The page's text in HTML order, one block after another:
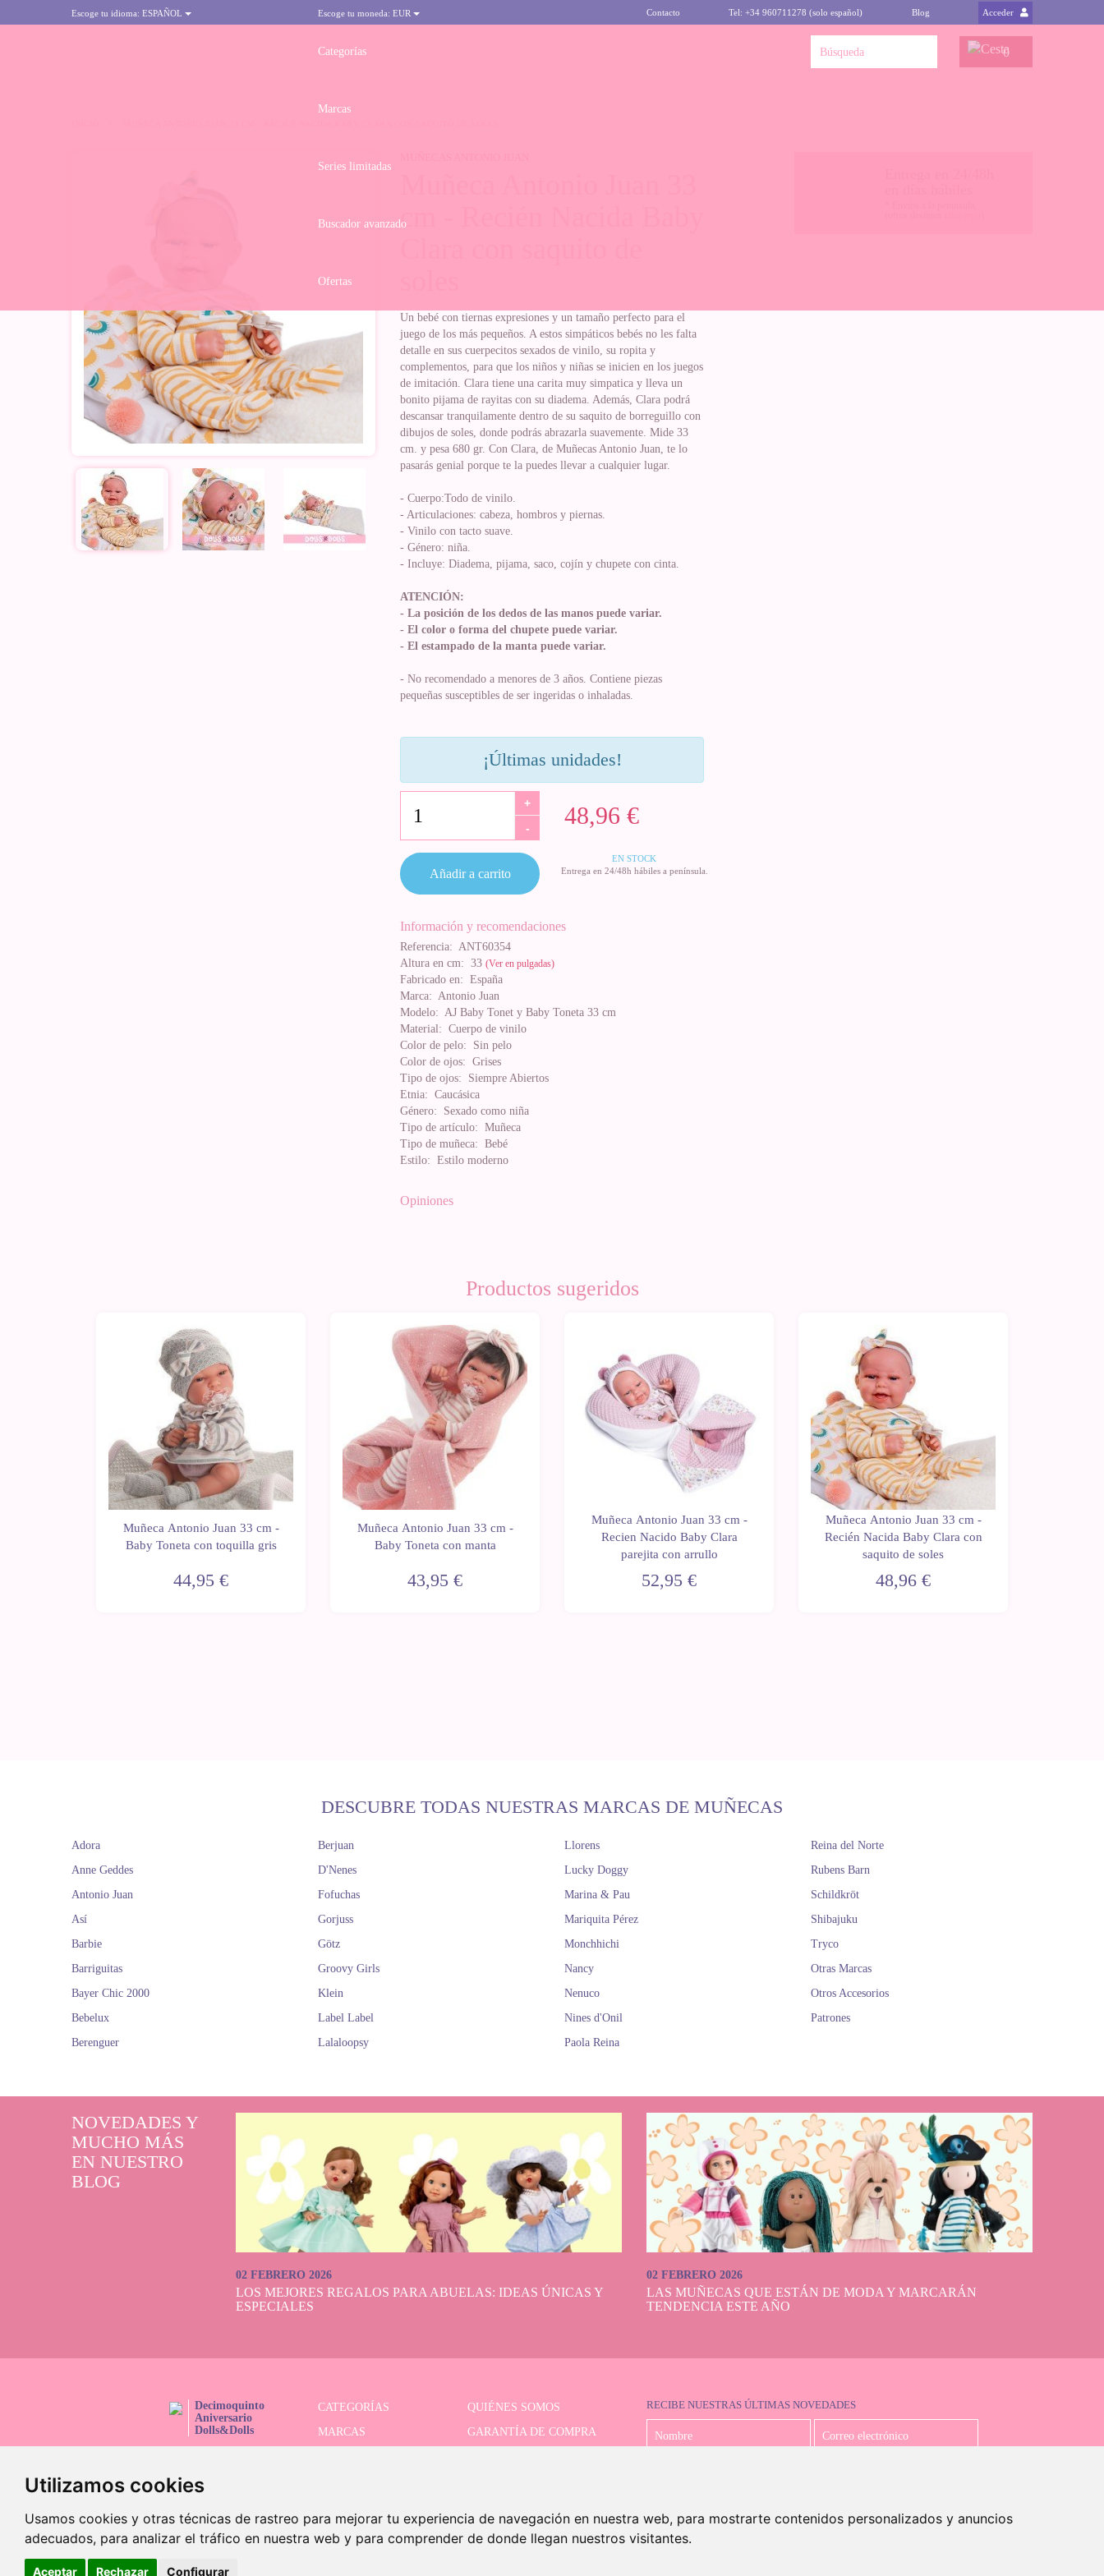
Utilizamos cookies
Usamos cookies y otras técnicas de rastreo para mejorar tu experiencia de navegación en nuestra web, para mostrarte contenidos personalizados y anuncios
adecuados, para analizar el tráfico en nuestra web y para comprender de donde llegan nuestros visitantes.
Aceptar Rechazar Configurar
Escoge tu idioma: ESPAÑOL Escoge tu moneda: EUR Contacto Tel: +34 960711278 (solo español) Blog Acceder
Categorías
Marcas
Series limitadas
Buscador avanzado
Ofertas
0
cm - Recién Nacida Baby
Un bebé con tiernas expresiones y un tamaño perfecto para el
juego de los más pequeños. A estos simpáticos bebés no les falta
detalle en sus cuerpecitos sexados de vinilo, su ropita y
complementos, para que los niños y niñas se inicien en los juegos
de imitación. Clara tiene una carita muy simpatica y lleva un
bonito pijama de rayitas con su diadema. Además, Clara podrá
descansar tranquilamente dentro de su saquito de borreguillo con
dibujos de soles, donde podrás abrazarla suavemente. Mide 33
cm. y pesa 680 gr. Con Clara, de Muñecas Antonio Juan, te lo
pasarás genial porque te la puedes llevar a cualquier lugar.
- Cuerpo:Todo de vinilo.
- Articulaciones: cabeza, hombros y piernas.
- Vinilo con tacto suave.
- Género: niña.
- Incluye: Diadema, pijama, saco, cojín y chupete con cinta.
ATENCIÓN:
- La posición de los dedos de las manos puede variar.
- El color o forma del chupete puede variar.
- El estampado de la manta puede variar.
- No recomendado a menores de 3 años. Contiene piezas
pequeñas susceptibles de ser ingeridas o inhaladas.
¡Últimas unidades!
48,96 €
+
-
EN STOCK
Entrega en 24/48h hábiles a península.
Añadir a carrito
Información y recomendaciones
Referencia: ANT60354
Altura en cm: 33 (Ver en pulgadas)
Fabricado en: España
Marca: Antonio Juan
Modelo: AJ Baby Tonet y Baby Toneta 33 cm
Material: Cuerpo de vinilo
Color de pelo: Sin pelo
Color de ojos: Grises
Tipo de ojos: Siempre Abiertos
Etnia: Caucásica
Género: Sexado como niña
Tipo de artículo: Muñeca
Tipo de muñeca: Bebé
Estilo: Estilo moderno
Opiniones
Productos sugeridos
Muñeca Antonio Juan 33 cm -
Baby Toneta con toquilla gris
44,95 €
Muñeca Antonio Juan 33 cm -
Baby Toneta con manta
43,95 €
Muñeca Antonio Juan 33 cm -
Recien Nacido Baby Clara
parejita con arrullo
52,95 €
Muñeca Antonio Juan 33 cm -
Recién Nacida Baby Clara con
saquito de soles
48,96 €
DESCUBRE TODAS NUESTRAS MARCAS DE MUÑECAS
Adora
Anne Geddes
Antonio Juan
Así
Barbie
Barriguitas
Bayer Chic 2000
Bebelux
Berenguer
Berjuan
D'Nenes
Fofuchas
Gorjuss
Götz
Groovy Girls
Klein
Label Label
Lalaloopsy
Llorens
Lucky Doggy
Marina & Pau
Mariquita Pérez
Monchhichi
Nancy
Nenuco
Nines d'Onil
Paola Reina
Reina del Norte
Rubens Barn
Schildkröt
Shibajuku
Tryco
Otras Marcas
Otros Accesorios
Patrones
NOVEDADES Y
MUCHO MÁS
EN NUESTRO
BLOG
02 FEBRERO 2026
LOS MEJORES REGALOS PARA ABUELAS: IDEAS ÚNICAS Y
ESPECIALES
02 FEBRERO 2026
LAS MUÑECAS QUE ESTÁN DE MODA Y MARCARÁN
TENDENCIA ESTE AÑO
Decimoquinto
Aniversario
Dolls&Dolls
CATEGORÍAS
QUIÉNES SOMOS
MARCAS
GARANTÍA DE COMPRA
RECIBE NUESTRAS ÚLTIMAS NOVEDADES
©2026 Dolls And Dolls. Todos los derechos reservados.